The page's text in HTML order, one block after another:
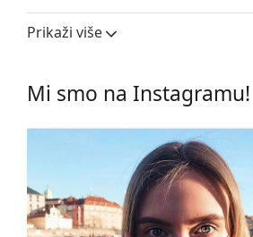
Širina leće:
Okviri
Materijal okvira:
Veličina:
Prikaži više
Mi smo na Instagramu!